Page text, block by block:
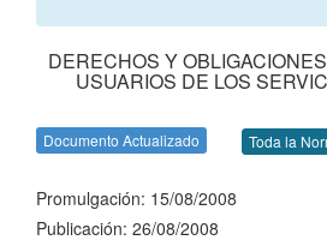
DERECHOS Y
USUARIOS DE LOS
Documento Actualizado Toda la
Promulgación: 15/08/2008
Publicación: 26/08/2008